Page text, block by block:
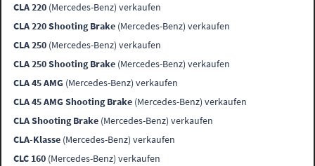
CLA 220 (Mercedes-Benz) verkaufen
CLA 220 Shooting Brake (Mercedes-Benz) verkaufen
CLA 250 (Mercedes-Benz) verkaufen
CLA 250 Shooting Brake (Mercedes-Benz) verkaufen
CLA 45 AMG (Mercedes-Benz) verkaufen
CLA 45 AMG Shooting Brake (Mercedes-Benz) verkaufen
CLA Shooting Brake (Mercedes-Benz) verkaufen
CLA-Klasse (Mercedes-Benz) verkaufen
CLC 160 (Mercedes-Benz) verkaufen